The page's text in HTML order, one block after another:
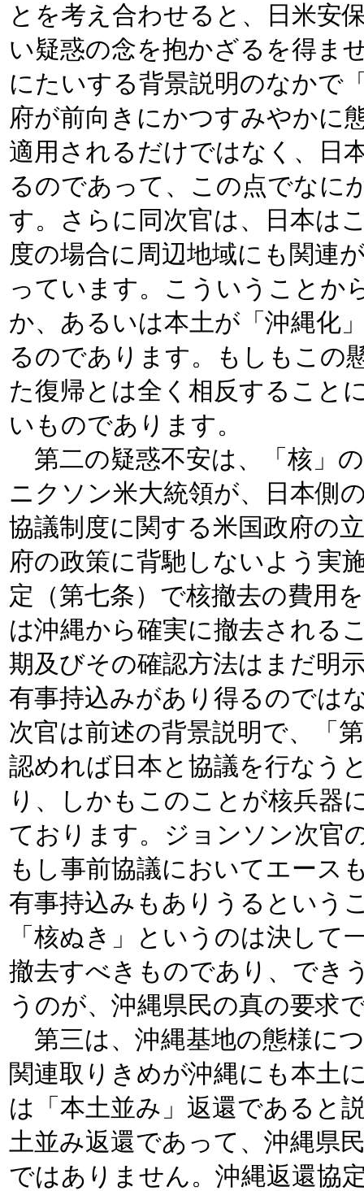
とを考え合わせると、日米安
い疑惑の念を抱かざるを得ま
にたいする背景説明のなかで
府が前向きにかつすみやかに
適用されるだけではなく、日
るのであって、この点でなに
す。さらに同次官は、日本は
度の場合に周辺地域にも関連
っています。こういうことか
か、あるいは本土が「沖縄化
るのであります。もしもこの
た復帰とは全く相反すること
いものであります。
第二の疑惑不安は、「核」
ニクソン米大統領が、日本側
協議制度に関する米国政府の
府の政策に背馳しないよう実
定（第七条）で核撤去の費用
は沖縄から確実に撤去される
期及びその確認方法はまだ明
有事持込みがあり得るのでは
次官は前述の背景説明で、「
認めれば日本と協議を行なう
り、しかもこのことが核兵器
ております。ジョンソン次官
もし事前協議においてエース
有事持込みもありうるという
「核ぬき」というのは決し
撤去すべきものであり、でき
うのが、沖縄県民の真の要求
第三は、沖縄基地の態様に
関連取りきめが沖縄にも本土
は「本土並み」返還であると
土並み返還であって、沖縄県
ではありません。沖縄返還協